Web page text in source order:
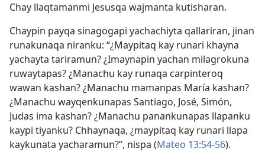
Chay llaqtamanmi Jesusqa wajmanta kutisharan.
Chaypin payqa sinagogapi yachachiyta qallariran, jinan
runakunaqa niranku: “¿Maypitaq kay runari khayna
yachayta tariramun? ¿Imaynapin yachan milagrokuna
ruwaytapas? ¿Manachu kay runaqa carpinteroq
wawan kashan? ¿Manachu mamanpas María kashan?
¿Manachu wayqenkunapas Santiago, José, Simón,
Judas ima kashan? ¿Manachu panankunapas llapanku
kaypi tiyanku? Chhaynaqa, ¿maypitaq kay runari llapa
kaykunata yacharamun?”, nispa (Mateo 13:54-56).